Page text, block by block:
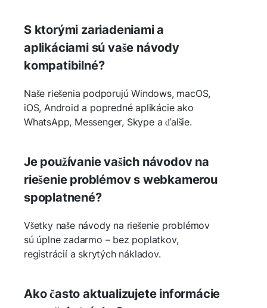
S ktorými zariadeniami a
aplikáciami sú vaše návody
kompatibilné?
Naše riešenia podporujú Windows, macOS,
iOS, Android a popredné aplikácie ako
WhatsApp, Messenger, Skype a ďalšie.
Je používanie vašich návodov na
riešenie problémov s webkamerou
spoplatnené?
Všetky naše návody na riešenie problémov
sú úplne zadarmo – bez poplatkov,
registrácií a skrytých nákladov.
Ako často aktualizujete informácie